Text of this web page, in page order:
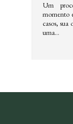
Um
momento
casos,
uma…